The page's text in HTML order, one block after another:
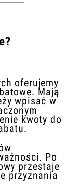
oferujemy
Mają
wpisać w
kwoty do
Po
przestaje
przyznania